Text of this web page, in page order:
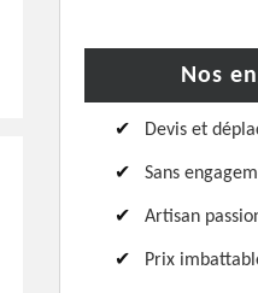
Nos
Devis et
Sans
Artisan
Prix